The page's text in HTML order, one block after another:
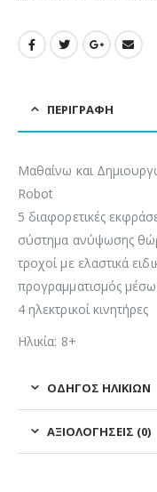
ΠΕΡΙΓΡΑΦΉ
Μαθαίνω και
Robot
5 διαφορετικές
σύστημα ανύψωσης
τροχοί με ελαστικά
προγραμματισμός
4 ηλεκτρικοί κινητήρες
Ηλικία: 8+
ΟΔΗΓΌΣ ΗΛΙΚΙΏΝ
ΑΞΙΟΛΟΓΉΣΕΙΣ (0)